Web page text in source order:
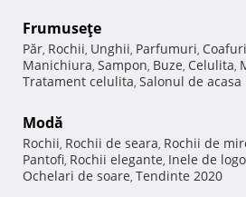
Frumuseţe
Păr, Rochii, Unghii, Parfumuri, Coafuri
Manichiura, Sampon, Buze, Celulita,
Tratament celulita, Salonul de acasa
Modă
Rochii, Rochii de seara, Rochii de
Pantofi, Rochii elegante, Inele de
Ochelari de soare, Tendinte 2020